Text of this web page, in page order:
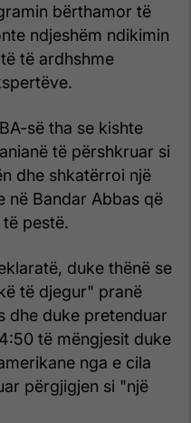
bërthamor të
ndjeshëm ndikimin
të ardhshme
së tha se kishte
të përshkruar si
dhe shkatërroi një
në Bandar Abbas që
pestë.
duke thënë se
të djegur" pranë
dhe duke pretenduar
të mëngjesit duke
nga e cila
përgjigjen si "një